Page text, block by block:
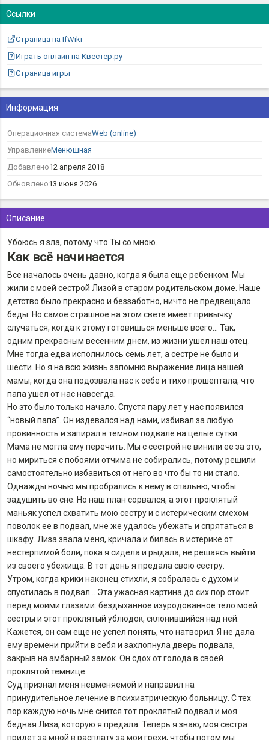
Описание
Убоюсь я зла, потому что Ты со мною.
Как всё начинается
Все началось очень давно, когда я была еще ребенком. Мы
жили с моей сестрой Лизой в старом родительском доме. Наше
детство было прекрасно и беззаботно, ничто не предвещало
беды. Но самое страшное на этом свете имеет привычку
случаться, когда к этому готовишься меньше всего… Так,
одним прекрасным весенним днем, из жизни ушел наш отец.
Мне тогда едва исполнилось семь лет, а сестре не было и
шести. Но я на всю жизнь запомню выражение лица нашей
мамы, когда она подозвала нас к себе и тихо прошептала, что
папа ушел от нас навсегда.
Но это было только начало. Спустя пару лет у нас появился
“новый папа”. Он издевался над нами, избивал за любую
провинность и запирал в темном подвале на целые сутки.
Мама не могла ему перечить. Мы с сестрой не винили ее за это,
но мириться с побоями отчима не собирались, потому решили
самостоятельно избавиться от него во что бы то ни стало.
Однажды ночью мы пробрались к нему в спальню, чтобы
задушить во сне. Но наш план сорвался, а этот проклятый
маньяк успел схватить мою сестру и с истерическим смехом
поволок ее в подвал, мне же удалось убежать и спрятаться в
шкафу. Лиза звала меня, кричала и билась в истерике от
нестерпимой боли, пока я сидела и рыдала, не решаясь выйти
из своего убежища. В тот день я предала свою сестру.
Утром, когда крики наконец стихли, я собралась с духом и
спустилась в подвал… Эта ужасная картина до сих пор стоит
перед моими глазами: бездыханное изуродованное тело моей
сестры и этот проклятый ублюдок, склонившийся над ней.
Кажется, он сам еще не успел понять, что натворил. Я не дала
ему времени прийти в себя и захлопнула дверь подвала,
закрыв на амбарный замок. Он сдох от голода в своей
проклятой темнице.
Суд признал меня невменяемой и направил на
принудительное лечение в психиатрическую больницу. С тех
пор каждую ночь мне снится тот проклятый подвал и моя
бедная Лиза, которую я предала. Теперь я знаю, моя сестра
придет за мной в расплату за мои грехи, чтобы потом мы
Ссылки
Страница на IfWiki
Играть онлайн на Квестер.ру
Страница игры
Информация
Операционная системаWeb (online)
УправлениеМенюшная
Добавлено12 апреля 2018
Обновлено13 июня 2026